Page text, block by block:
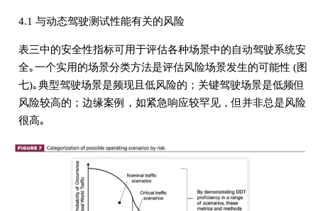
4.1 与动态驾驶测试性能有关的风险
表三中的安全性指标可用于评估各种场景中的自动驾驶系统安
全｡一个实用的场景分类方法是评估风险场景发生的可能性 (图
七)｡典型驾驶场景是频现且低风险的；关键驾驶场景是低频但
风险较高的；边缘案例，如紧急响应较罕见，但并非总是风险
很高｡